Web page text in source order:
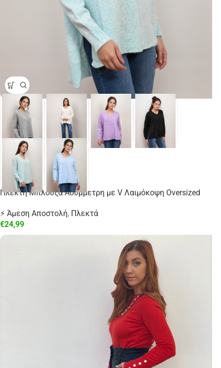
Πλεκτή Μπλούζα Ασύμμετρη με V Λαιμόκοψη Oversized
⚡ Άμεση Αποστολή, Πλεκτά
€24,99